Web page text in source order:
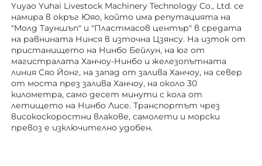
Yuyao Yuhai Livestock Machinery Technology Co., Ltd. се
намира в окръг Юяо, който има репутацията на
"Молд Тауншъп" и "Пластмасов център" в средата
на равнината Нинся в източна Цзянсу. На изток от
пристанището на Нинбо Бейлун, на юг от
магистралата Ханчоу-Нинбо и железопътната
линия Сяо Йонг, на запад от залива Ханчоу, на север
от моста през залива Ханчоу, на около 30
километра, само десет минути с кола от
летището на Нинбо Лисе. Транспортът чрез
високоскоростни влакове, самолети и морски
превоз е изключително удобен.